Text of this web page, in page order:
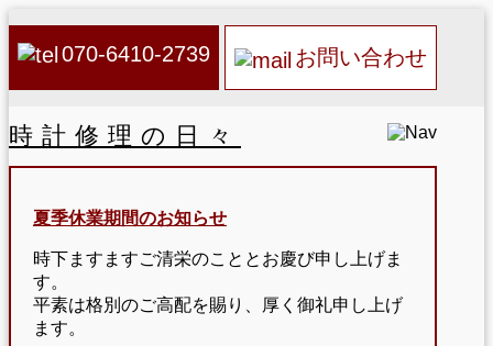
070-6410-2739 お問い合わせ
時計修理の日々
夏季休業期間のお知らせ
時下ますますご清栄のこととお慶び申し上げま
す。
平素は格別のご高配を賜り、厚く御礼申し上げ
ます。